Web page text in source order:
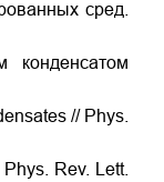
сред.
// Phys.
Rev. Lett.